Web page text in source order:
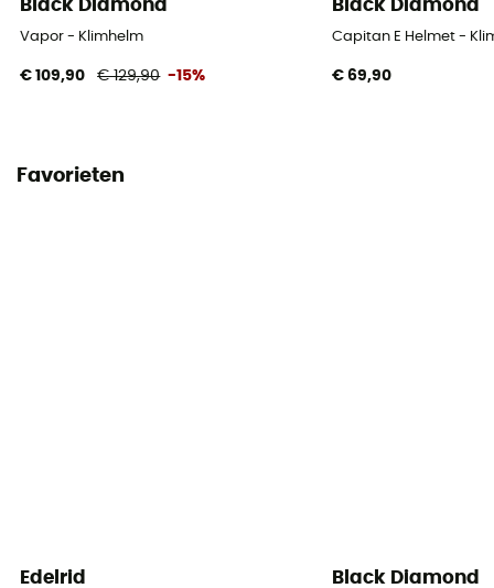
Black Diamond
Vapor - Klimhelm
€ 109,90 € 129,90 -15%
Black Diamond
Capitan E Helmet -
€ 69,90
Favorieten
Edelrid Black Diamond